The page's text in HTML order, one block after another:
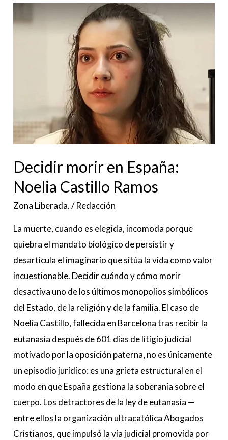
Decidir morir en España:
Noelia Castillo Ramos
Zona Liberada./Redacción
La muerte, cuando es elegida, incomoda porque
quiebra el mandato biológico de persistir y
desarticula el imaginario que sitúa la vida como valor
incuestionable. Decidir cuándo y cómo morir
desactiva uno de los últimos monopolios simbólicos
del Estado, de la religión y de la familia. El caso de
Noelia Castillo, fallecida en Barcelona tras recibir la
eutanasia después de 601 días de litigio judicial
motivado por la oposición paterna, no es únicamente
un episodio jurídico: es una grieta estructural en el
modo en que España gestiona la soberanía sobre el
cuerpo. Los detractores de la ley de eutanasia —
entre ellos la organización ultracatólica Abogados
Cristianos, que impulsó la vía judicial promovida por
Decidir
morir